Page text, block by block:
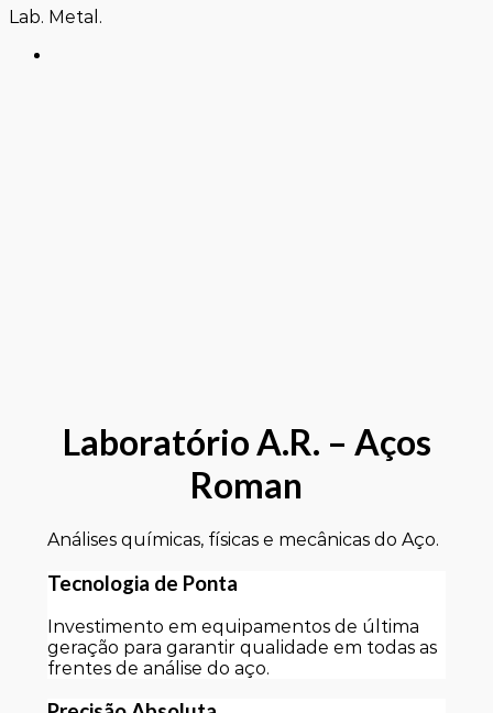
Lab. Metal.
LaboratórioA.R. – Aços
Roman
Análises químicas, físicas e mecânicas do Aço.
Tecnologia de Ponta
Investimento em equipamentos de última
geração para garantir qualidade em todas as
frentes de análise do aço.